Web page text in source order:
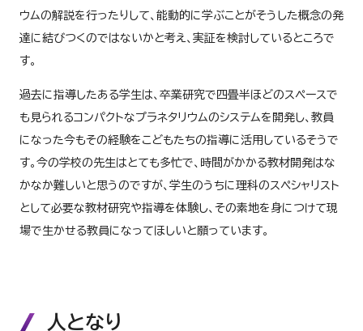
ウムの解説を行ったりして、能動的に学ぶことがそうした概念の発
達に結びつくのではないかと考え、実証を検討しているところで
す。
過去に指導したある学生は、卒業研究で四畳半ほどのスペースで
も見られるコンパクトなプラネタリウムのシステムを開発し、教員
になった今もその経験をこどもたちの指導に活用しているそうで
す。今の学校の先生はとても多忙で、時間がかかる教材開発はな
かなか難しいと思うのですが、学生のうちに理科のスペシャリスト
として必要な教材研究や指導を体験し、その素地を身につけて現
場で生かせる教員になってほしいと願っています。
人となり